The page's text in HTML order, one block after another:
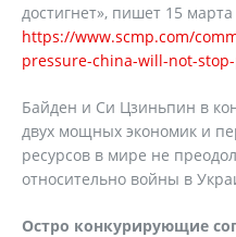
достигнет», пишет 15
https://www.scmp.com/
pressure-china-will-not-
Байден и Си Цзиньпин в
двух мощных экономик и
ресурсов в мире не
относительно войны в
Остро конкурирующие